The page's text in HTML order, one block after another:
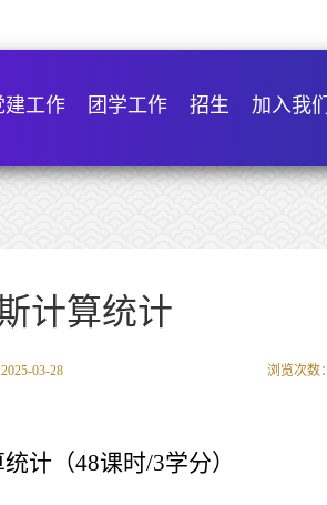
建工作 团学工作 招生 加入我们
计算统计
03-28 浏览次数：
计（48课时/3学分）